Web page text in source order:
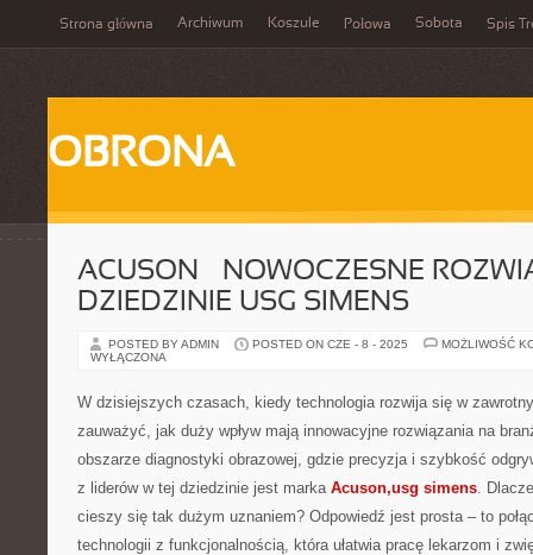
Strona główna Archiwum Koszule Połowa Sobota Spis
OBRONA
ACUSON – NOWOCZESNE
DZIEDZINIE USG SIMENS
POSTED BY ADMIN POSTED ON CZE - 8 - 2025
MOŻLIWOŚĆ
WYŁĄCZONA
W dzisiejszych czasach, kiedy technologia rozwija się w
zauważyć, jak duży wpływ mają innowacyjne rozwiązania na
obszarze diagnostyki obrazowej, gdzie precyzja i szybkość
z liderów w tej dziedzinie jest marka Acuson,usg simens.
cieszy się tak dużym uznaniem? Odpowiedź jest prosta – to
technologii z funkcjonalnością, która ułatwia pracę lekarzom i